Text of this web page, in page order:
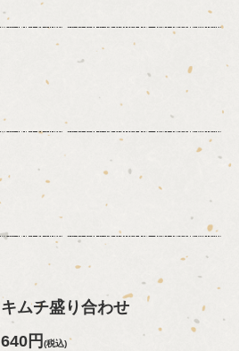
キムチ盛り合わせ
640円(税込)